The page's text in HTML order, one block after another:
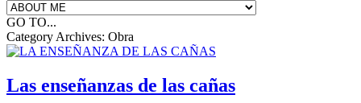
GO TO...
Category Archives: Obra
Las enseñanzas de las cañas